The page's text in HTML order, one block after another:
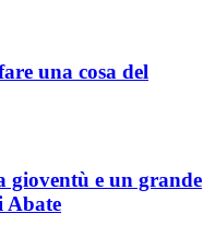
una cosa del
e un grande
Abate